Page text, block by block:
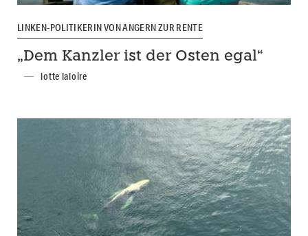
LINKEN-POLITIKERIN VON ANGERN ZUR RENTE
„Dem Kanzler ist der Osten egal“
lotte laloire